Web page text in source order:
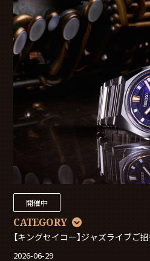
開催中
CATEGORY
【キングセイコー】ジャズライブご
2026-06-29